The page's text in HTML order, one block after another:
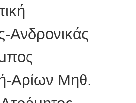
Όλυμπος
Αρίων